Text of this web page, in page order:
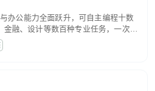
办公能力全面跃升，可自主编程十数
融、设计等数百种专业任务，一次对
视觉理解贯穿规划、执行与验证全流
度语义解析。长程任务中自主规划与